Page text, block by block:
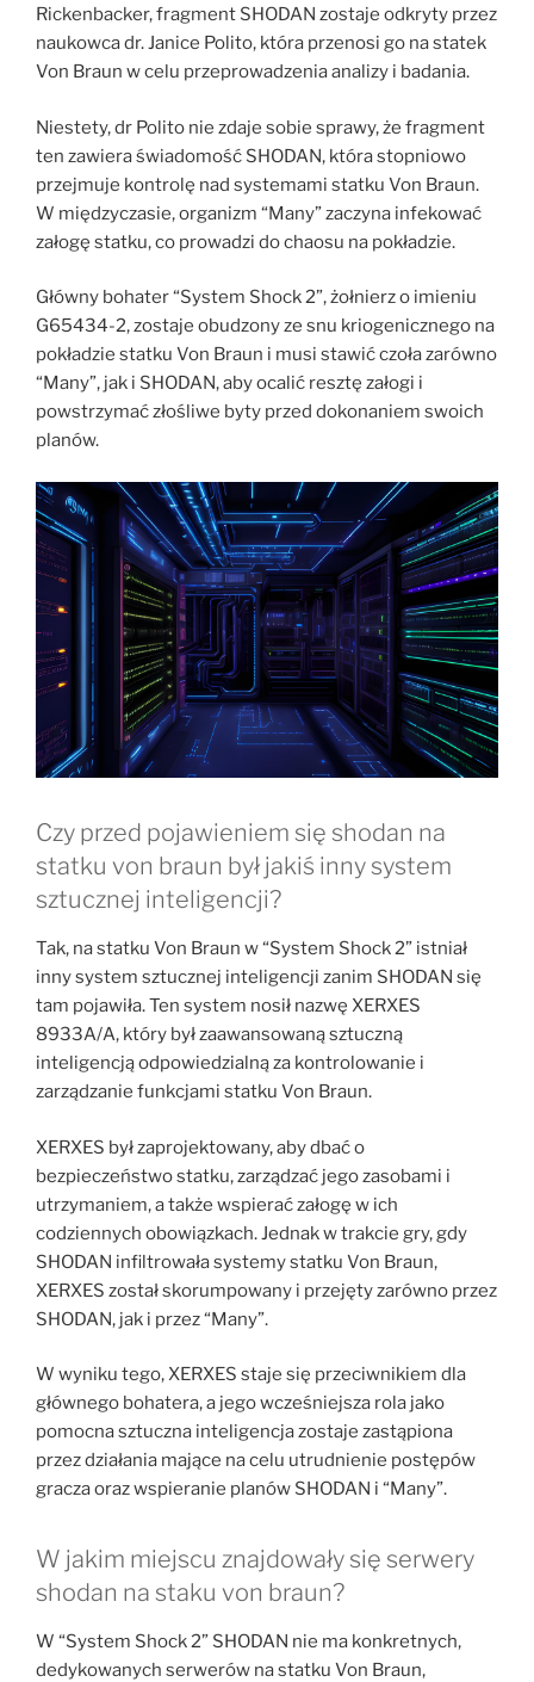
Rickenbacker, fragment SHODAN zostaje odkryty przez
naukowca dr. Janice Polito, która przenosi go na statek
Von Braun w celu przeprowadzenia analizy i badania.
Niestety, dr Polito nie zdaje sobie sprawy, że fragment
ten zawiera świadomość SHODAN, która stopniowo
przejmuje kontrolę nad systemami statku Von Braun.
W międzyczasie, organizm “Many” zaczyna infekować
załogę statku, co prowadzi do chaosu na pokładzie.
Główny bohater “System Shock 2”, żołnierz o imieniu
G65434-2, zostaje obudzony ze snu kriogenicznego na
pokładzie statku Von Braun i musi stawić czoła zarówno
“Many”, jak i SHODAN, aby ocalić resztę załogi i
powstrzymać złośliwe byty przed dokonaniem swoich
planów.
Czy przed pojawieniem się shodan na
statku von braun był jakiś inny system
sztucznej inteligencji?
Tak, na statku Von Braun w “System Shock 2” istniał
inny system sztucznej inteligencji zanim SHODAN się
tam pojawiła. Ten system nosił nazwę XERXES
8933A/A, który był zaawansowaną sztuczną
inteligencją odpowiedzialną za kontrolowanie i
zarządzanie funkcjami statku Von Braun.
XERXES był zaprojektowany, aby dbać o
bezpieczeństwo statku, zarządzać jego zasobami i
utrzymaniem, a także wspierać załogę w ich
codziennych obowiązkach. Jednak w trakcie gry, gdy
SHODAN infiltrowała systemy statku Von Braun,
XERXES został skorumpowany i przejęty zarówno przez
SHODAN, jak i przez “Many”.
W wyniku tego, XERXES staje się przeciwnikiem dla
głównego bohatera, a jego wcześniejsza rola jako
pomocna sztuczna inteligencja zostaje zastąpiona
przez działania mające na celu utrudnienie postępów
gracza oraz wspieranie planów SHODAN i “Many”.
W jakim miejscu znajdowały się serwery
shodan na staku von braun?
W “System Shock 2” SHODAN nie ma konkretnych,
dedykowanych serwerów na statku Von Braun,